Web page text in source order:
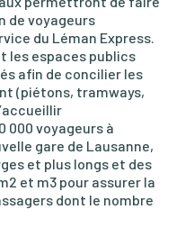
de voyageurs
du Léman Express.
les espaces publics
afin de concilier les
(piétons, tramways,
000 voyageurs à
gare de Lausanne,
et plus longs et des
et m3 pour assurer la
dont le nombre